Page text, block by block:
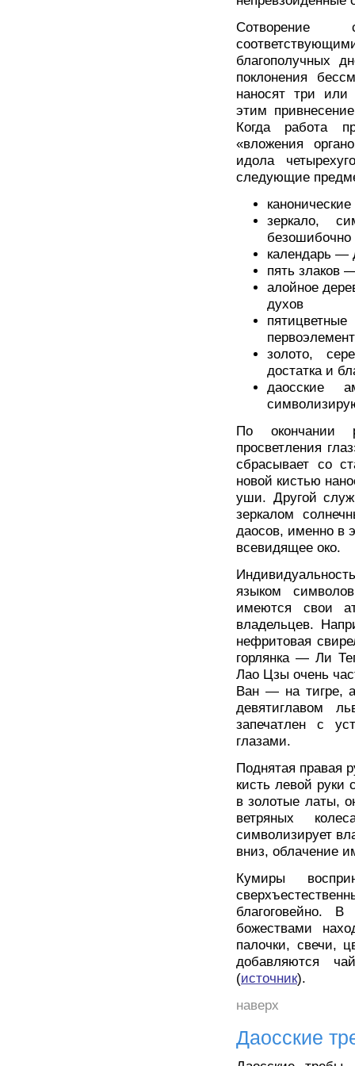
Сотворение
благополучных
поклонения
наносят три или
этим
Когда работа
«вложения
идола
следующие
зеркало,
безошибочно
календарь —
пять злаков
алойное
духов
золото,
достатка и
даосские
По окончании
просветления
сбрасывает со
новой кистью
уши. Другой
зеркалом
даосов, именно в
всевидящее око.
языком
имеются свои
владельцев.
нефритовая
горлянка — Ли
Лао Цзы очень
Ван — на тигре,
девятиглавом
запечатлен с
глазами.
Поднятая правая
кисть левой руки
в золотые латы,
ветряных
символизирует
вниз, облачение
Кумиры
благоговейно.
божествами
палочки, свечи,
добавляются
(источник).
наверх
Даосские